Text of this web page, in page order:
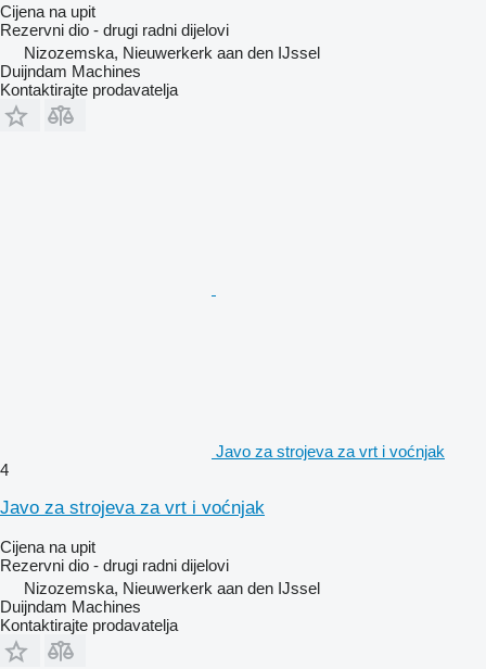
Cijena na upit
Rezervni dio - drugi radni dijelovi
Nizozemska, Nieuwerkerk aan den IJssel
Duijndam Machines
Kontaktirajte prodavatelja
Javo za strojeva za vrt i voćnjak
4
Javo za strojeva za vrt i voćnjak
Cijena na upit
Rezervni dio - drugi radni dijelovi
Nizozemska, Nieuwerkerk aan den IJssel
Duijndam Machines
Kontaktirajte prodavatelja